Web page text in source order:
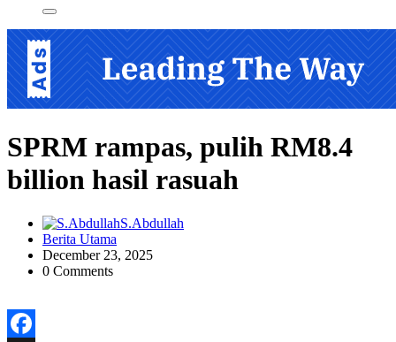
SPRM rampas, pulih RM8.4
billion hasil rasuah
S.Abdullah
Berita Utama
December 23, 2025
0 Comments